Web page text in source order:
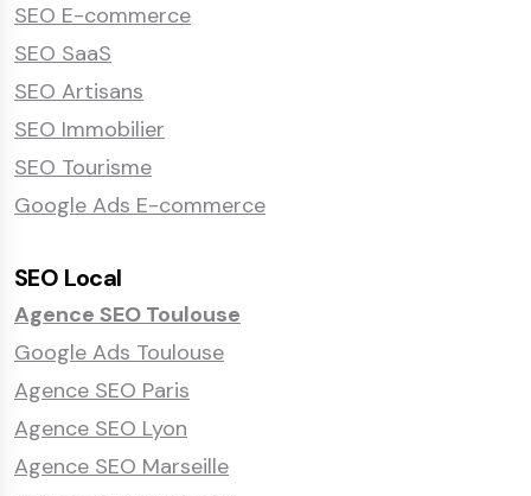
SEO E-commerce
SEO SaaS
SEO Artisans
SEO Immobilier
SEO Tourisme
Google Ads E-commerce
SEO Local
Agence SEO Toulouse
Google Ads Toulouse
Agence SEO Paris
Agence SEO Lyon
Agence SEO Marseille